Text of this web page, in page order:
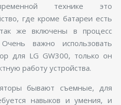
технике это
где кроме батареи есть
же включены в процесс
важно использовать
для LG GW300, только он
работу устройства.
бывают съемные, для
навыков и умения, и